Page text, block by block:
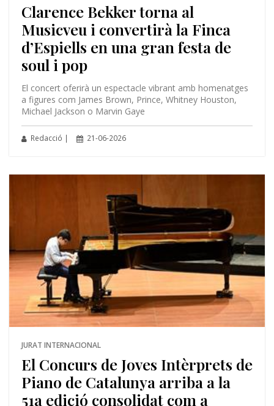
Clarence Bekker torna al
Musicveu i convertirà la Finca
d’Espiells en una gran festa de
soul i pop
El concert oferirà un espectacle vibrant amb homenatges
a figures com James Brown, Prince, Whitney Houston,
Michael Jackson o Marvin Gaye
Redacció | 21-06-2026
JURAT INTERNACIONAL
El Concurs de Joves Intèrprets de
Piano de Catalunya arriba a la
51a edició consolidat com a